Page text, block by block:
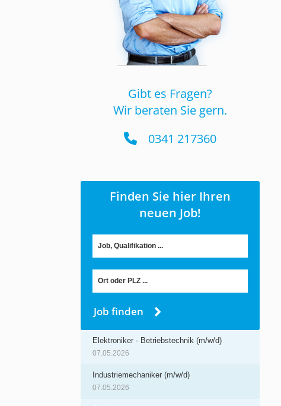
Gibt es Fragen?
Wir beraten Sie gern.
0341 217360
Finden Sie hier Ihren
neuen Job!
Job finden
Elektroniker - Betriebstechnik (m/w/d)
07.05.2026
Industriemechaniker (m/w/d)
07.05.2026